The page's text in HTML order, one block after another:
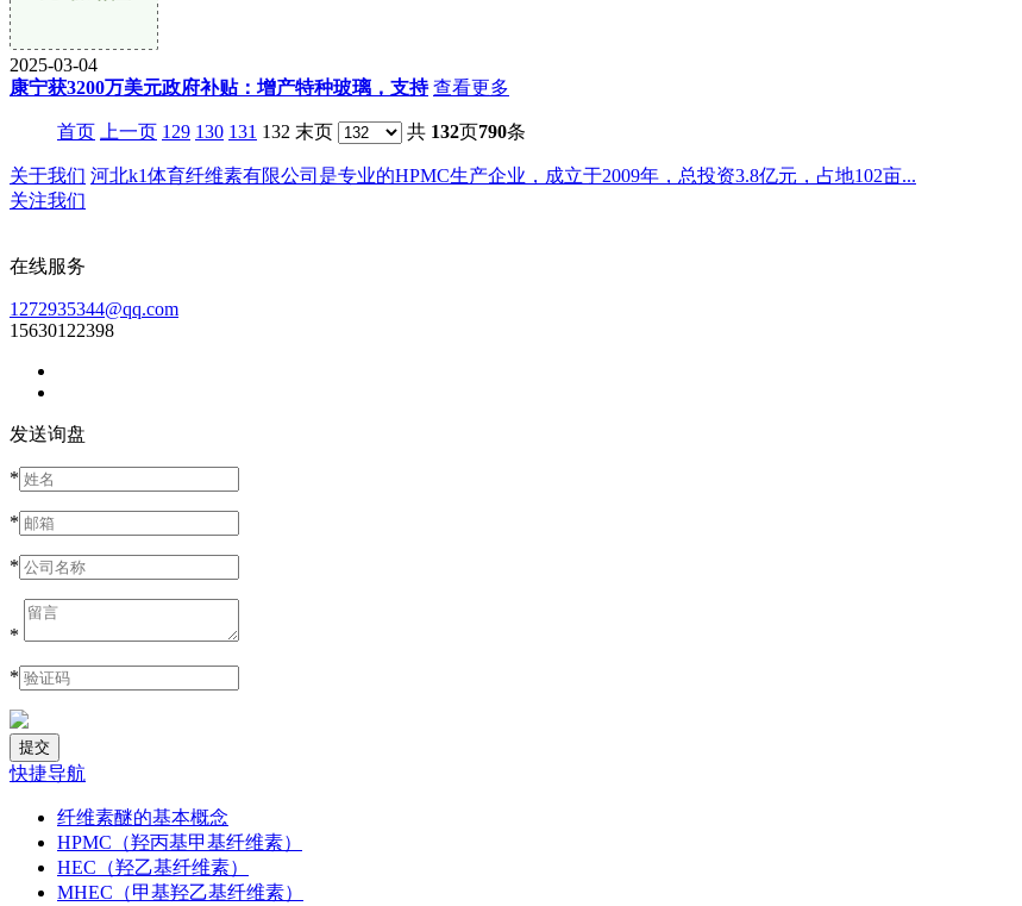
2025-03-04
康宁获3200万美元政府补贴：增产特种玻璃，支持 查看更多
首页 上一页 129 130 131 132 末页 共 132页790条
关于我们 河北k1体育纤维素有限公司是专业的HPMC生产企业，成立于2009年，总投资3.8亿元，占地102亩...
关注我们
在线服务
1272935344@qq.com
15630122398
发送询盘
*
*
*
*
*
快捷导航
纤维素醚的基本概念
HPMC（羟丙基甲基纤维素）
HEC（羟乙基纤维素）
MHEC（甲基羟乙基纤维素）